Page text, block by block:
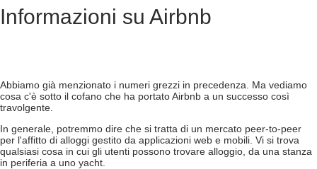
Informazioni su Airbnb
Abbiamo già menzionato i numeri grezzi in precedenza. Ma vediamo
cosa c'è sotto il cofano che ha portato Airbnb a un successo così
travolgente.
In generale, potremmo dire che si tratta di un mercato peer-to-peer
per l'affitto di alloggi gestito da applicazioni web e mobili. Vi si trova
qualsiasi cosa in cui gli utenti possono trovare alloggio, da una stanza
in periferia a uno yacht.